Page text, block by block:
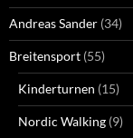
Andreas Sander (34)
Breitensport (55)
Kinderturnen (15)
Nordic Walking (9)